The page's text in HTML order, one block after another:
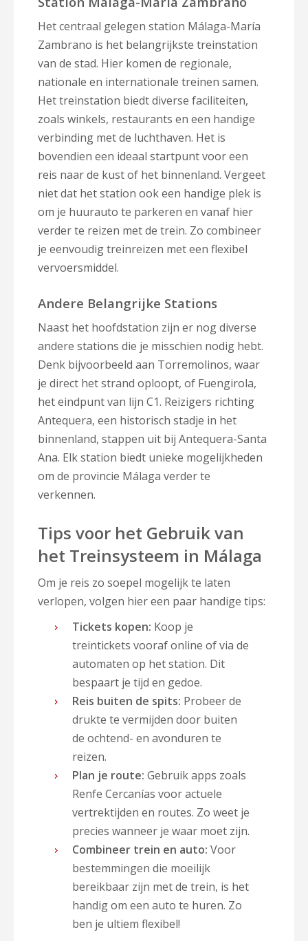
Het centraal gelegen station Málaga-María
Zambrano is het belangrijkste treinstation
van de stad. Hier komen de regionale,
nationale en internationale treinen samen.
Het treinstation biedt diverse faciliteiten,
zoals winkels, restaurants en een handige
verbinding met de luchthaven. Het is
bovendien een ideaal startpunt voor een
reis naar de kust of het binnenland. Vergeet
niet dat het station ook een handige plek is
om je huurauto te parkeren en vanaf hier
verder te reizen met de trein. Zo combineer
je eenvoudig treinreizen met een flexibel
vervoersmiddel.
Andere Belangrijke Stations
Naast het hoofdstation zijn er nog diverse
andere stations die je misschien nodig hebt.
Denk bijvoorbeeld aan Torremolinos, waar
je direct het strand oploopt, of Fuengirola,
het eindpunt van lijn C1. Reizigers richting
Antequera, een historisch stadje in het
binnenland, stappen uit bij Antequera-Santa
Ana. Elk station biedt unieke mogelijkheden
om de provincie Málaga verder te
verkennen.
Tips voor het Gebruik van
het Treinsysteem in Málaga
Om je reis zo soepel mogelijk te laten
verlopen, volgen hier een paar handige tips:
Tickets kopen: Koop je
treintickets vooraf online of via de
automaten op het station. Dit
bespaart je tijd en gedoe.
Reis buiten de spits: Probeer de
drukte te vermijden door buiten
de ochtend- en avonduren te
reizen.
Plan je route: Gebruik apps zoals
Renfe Cercanías voor actuele
vertrektijden en routes. Zo weet je
precies wanneer je waar moet zijn.
Combineer trein en auto: Voor
bestemmingen die moeilijk
bereikbaar zijn met de trein, is het
handig om een auto te huren. Zo
ben je ultiem flexibel!